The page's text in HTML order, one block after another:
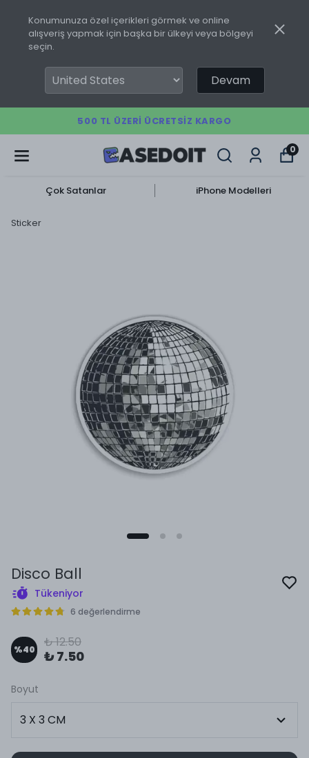
Konumunuza özel içerikleri görmek ve online
alışveriş yapmak için başka bir ülkeyi veya bölgeyi
seçin.
Devam
500 TL ÜZERI ÜCRETSIZ KARGO
0
Çok Satanlar iPhone Modelleri
Sticker
Disco Ball
Tükeniyor
6 değerlendirme
%40 ₺ 12.50
₺ 7.50
Boyut